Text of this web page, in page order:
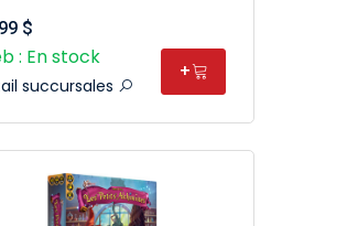
$
: En stock
succursales
+